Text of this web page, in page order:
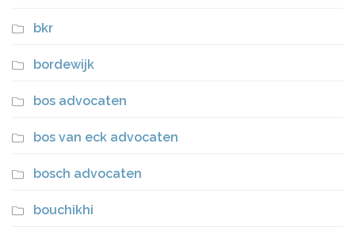
bkr
bordewijk
bos advocaten
bos van eck advocaten
bosch advocaten
bouchikhi